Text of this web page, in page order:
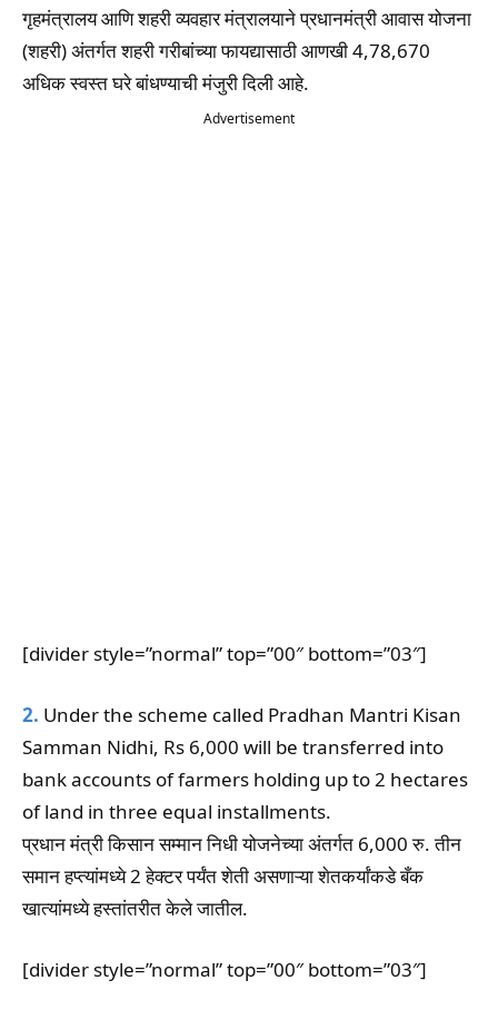
गृहमंत्रालय आणि शहरी व्यवहार मंत्रालयाने प्रधानमंत्री आवास योजना
(शहरी) अंतर्गत शहरी गरीबांच्या फायद्यासाठी आणखी 4,78,670
अधिक स्वस्त घरे बांधण्याची मंजुरी दिली आहे.
Advertisement
[divider style=”normal” top=”00″ bottom=”03″]
2. Under the scheme called Pradhan Mantri Kisan
Samman Nidhi, Rs 6,000 will be transferred into
bank accounts of farmers holding up to 2 hectares
of land in three equal installments.
प्रधान मंत्री किसान सम्मान निधी योजनेच्या अंतर्गत 6,000 रु. तीन
समान हप्त्यांमध्ये 2 हेक्टर पर्यंत शेती असणाऱ्या शेतकर्यांकडे बँक
खात्यांमध्ये हस्तांतरीत केले जातील.
[divider style=”normal” top=”00″ bottom=”03″]